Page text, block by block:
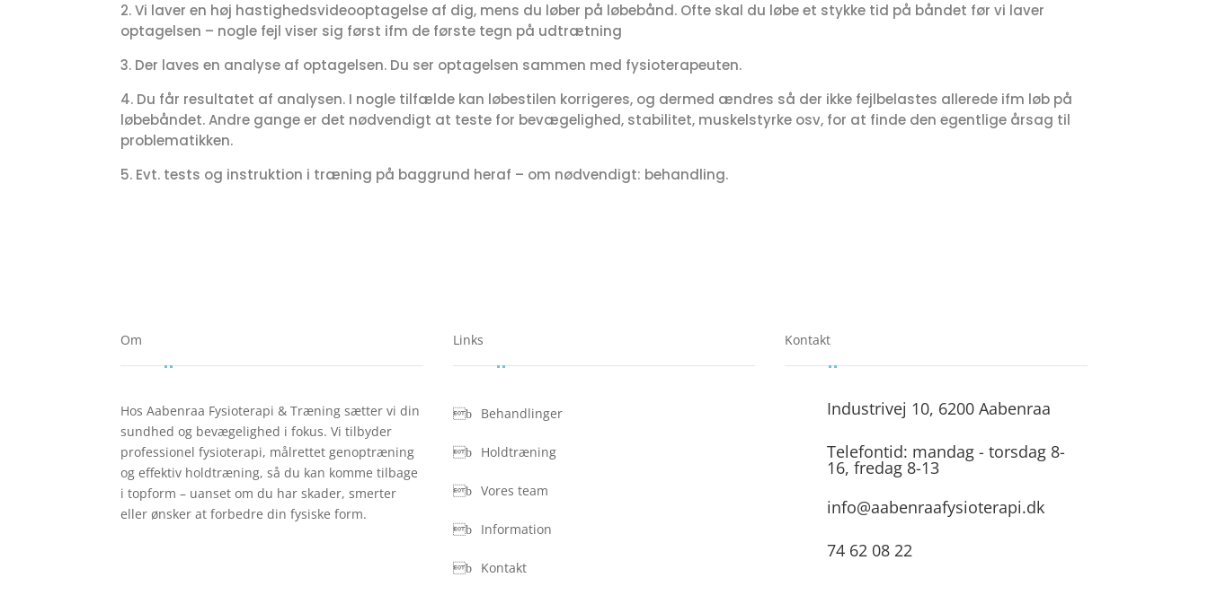
2. Vi laver en høj hastighedsvideooptagelse af dig, mens du løber på løbebånd. Ofte skal du løbe et stykke tid på båndet før vi laver
optagelsen – nogle fejl viser sig først ifm de første tegn på udtrætning
3. Der laves en analyse af optagelsen. Du ser optagelsen sammen med fysioterapeuten.
4. Du får resultatet af analysen. I nogle tilfælde kan løbestilen korrigeres, og dermed ændres så der ikke fejlbelastes allerede ifm løb på
løbebåndet. Andre gange er det nødvendigt at teste for bevægelighed, stabilitet, muskelstyrke osv, for at finde den egentlige årsag til
problematikken.
5. Evt. tests og instruktion i træning på baggrund heraf – om nødvendigt: behandling.
Om
Hos Aabenraa Fysioterapi & Træning sætter vi din
sundhed og bevægelighed i fokus. Vi tilbyder
professionel fysioterapi, målrettet genoptræning
og effektiv holdtræning, så du kan komme tilbage
i topform – uanset om du har skader, smerter
eller ønsker at forbedre din fysiske form.
Links
Behandlinger
Holdtræning
Vores team
Information
Kontakt
Kontakt
Industrivej 10, 6200 Aabenraa
Telefontid: mandag - torsdag 8-
16, fredag 8-13
info@aabenraafysioterapi.dk
74 62 08 22